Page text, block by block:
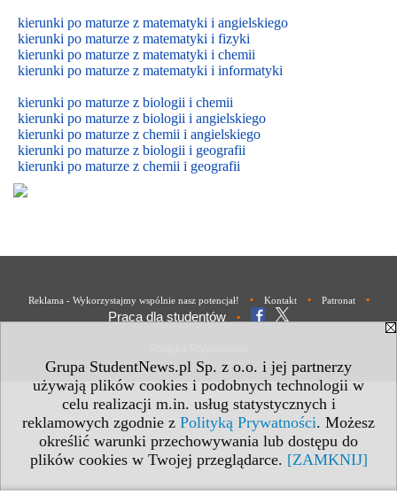
Grupa StudentNews.pl Sp. z o.o. i jej partnerzy
używają plików cookies i podobnych technologii w
celu realizacji m.in. usług statystycznych i
reklamowych zgodnie z Polityką Prywatności. Możesz
określić warunki przechowywania lub dostępu do
plików cookies w Twojej przeglądarce. [ZAMKNIJ]
kierunki po maturze z matematyki i angielskiego
kierunki po maturze z matematyki i fizyki
kierunki po maturze z matematyki i chemii
kierunki po maturze z matematyki i informatyki
kierunki po maturze z biologii i chemii
kierunki po maturze z biologii i angielskiego
kierunki po maturze z chemii i angielskiego
kierunki po maturze z biologii i geografii
kierunki po maturze z chemii i geografii
Reklama - Wykorzystajmy wspólnie nasz potencjał! • Kontakt • Patronat •
Praca dla studentów •